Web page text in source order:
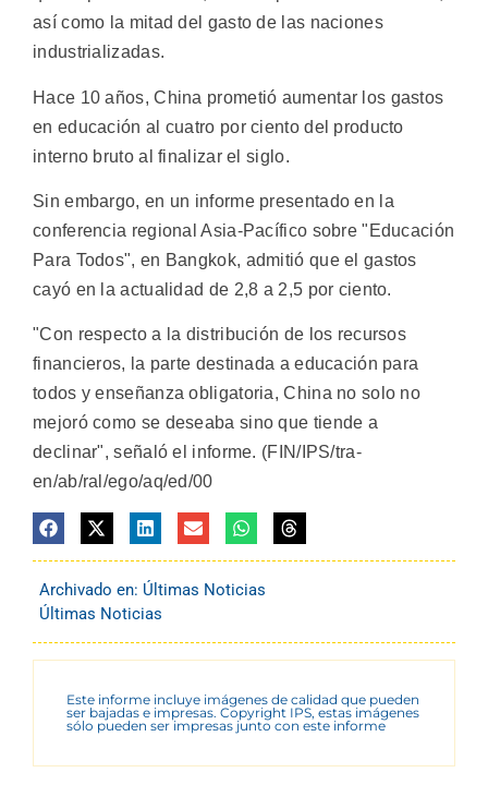
así como la mitad del gasto de las naciones
industrializadas.
Hace 10 años, China prometió aumentar los gastos
en educación al cuatro por ciento del producto
interno bruto al finalizar el siglo.
Sin embargo, en un informe presentado en la
conferencia regional Asia-Pacífico sobre "Educación
Para Todos", en Bangkok, admitió que el gastos
cayó en la actualidad de 2,8 a 2,5 por ciento.
"Con respecto a la distribución de los recursos
financieros, la parte destinada a educación para
todos y enseñanza obligatoria, China no solo no
mejoró como se deseaba sino que tiende a
declinar", señaló el informe. (FIN/IPS/tra-
en/ab/ral/ego/aq/ed/00
Archivado en: Últimas Noticias
Últimas Noticias
Este informe incluye imágenes de calidad que pueden
ser bajadas e impresas. Copyright IPS, estas imágenes
sólo pueden ser impresas junto con este informe